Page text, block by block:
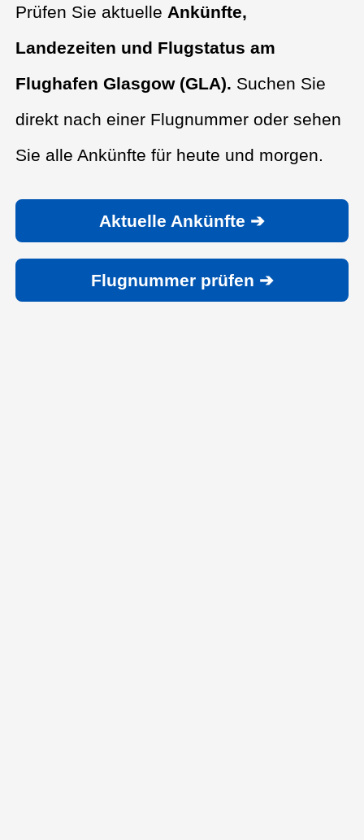
Prüfen Sie aktuelle Ankünfte,
Landezeiten und Flugstatus am
Flughafen Glasgow (GLA). Suchen Sie
direkt nach einer Flugnummer oder sehen
Sie alle Ankünfte für heute und morgen.
Aktuelle Ankünfte ➔
Flugnummer prüfen ➔